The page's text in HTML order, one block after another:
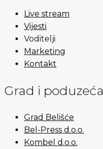
Live stream
Vijesti
Voditelji
Marketing
Kontakt
Grad i poduzeća
Grad Belišće
Bel-Press d.o.o.
Kombel d.o.o.